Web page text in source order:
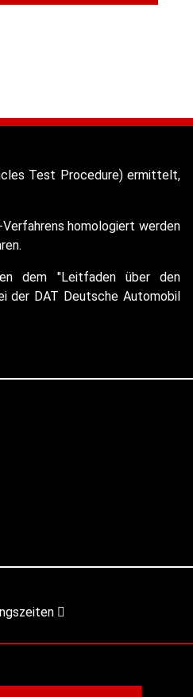
Test Procedure) ermittelt,
homologiert werden
dem "Leitfaden über den
der DAT Deutsche Automobil